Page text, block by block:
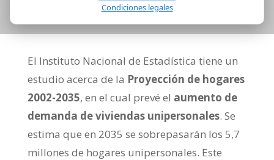
Condiciones legales
El Instituto Nacional de Estadística tiene un
estudio acerca de la Proyección de hogares
2002-2035, en el cual prevé el aumento de
demanda de viviendas unipersonales. Se
estima que en 2035 se sobrepasarán los 5,7
millones de hogares unipersonales. Este